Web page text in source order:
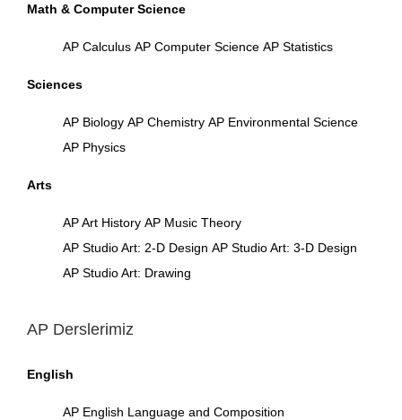
Math & Computer Science
AP Calculus AP Computer Science AP Statistics
Sciences
AP Biology AP Chemistry AP Environmental Science
AP Physics
Arts
AP Art History AP Music Theory
AP Studio Art: 2-D Design AP Studio Art: 3-D Design
AP Studio Art: Drawing
AP Derslerimiz
English
AP English Language and Composition